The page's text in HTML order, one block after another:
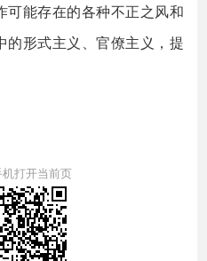
可能存在的各种不正之风和
的形式主义、官僚主义，提
打开当前页